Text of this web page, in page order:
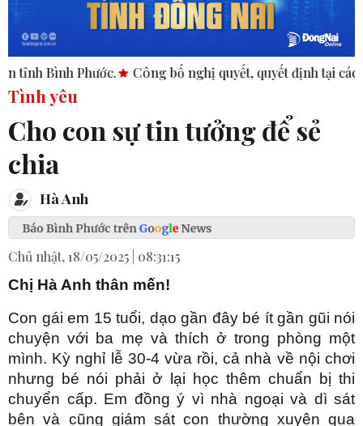
Công bố nghị quyết, quyết định tại các xã, phường.
Tình yêu
Cho con sự tin tưởng để sẻ
chia
Hà Anh
Chủ nhật, 18/05/2025 | 08:31:15
Chị Hà Anh thân mến!
Con gái em 15 tuổi, dạo gần đây bé ít gần gũi nói
chuyện với ba mẹ và thích ở trong phòng một
mình. Kỳ nghỉ lễ 30-4 vừa rồi, cả nhà về nội chơi
nhưng bé nói phải ở lại học thêm chuẩn bị thi
chuyển cấp. Em đồng ý vì nhà ngoại và dì sát
bên và cũng giám sát con thường xuyên qua